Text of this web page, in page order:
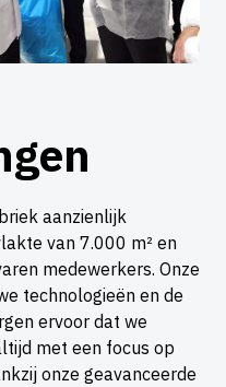
aanzienlijk
van 7.000 m² en
medewerkers. Onze
technologieën en de
ervoor dat we
met een focus op
onze geavanceerde